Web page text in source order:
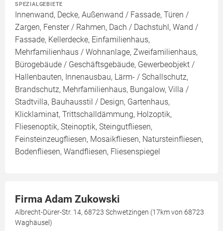
SPEZIALGEBIETE
Innenwand, Decke, Außenwand / Fassade, Türen /
Zargen, Fenster / Rahmen, Dach / Dachstuhl, Wand /
Fassade, Kellerdecke, Einfamilienhaus,
Mehrfamilienhaus / Wohnanlage, Zweifamilienhaus,
Bürogebäude / Geschäftsgebäude, Gewerbeobjekt /
Hallenbauten, Innenausbau, Lärm- / Schallschutz,
Brandschutz, Mehrfamilienhaus, Bungalow, Villa /
Stadtvilla, Bauhausstil / Design, Gartenhaus,
Klicklaminat, Trittschalldämmung, Holzoptik,
Fliesenoptik, Steinoptik, Steingutfliesen,
Feinsteinzeugfliesen, Mosaikfliesen, Natursteinfliesen,
Bodenfliesen, Wandfliesen, Fliesenspiegel
Firma Adam Zukowski
Albrecht-Dürer-Str. 14, 68723 Schwetzingen (17km von 68723
Waghäusel)